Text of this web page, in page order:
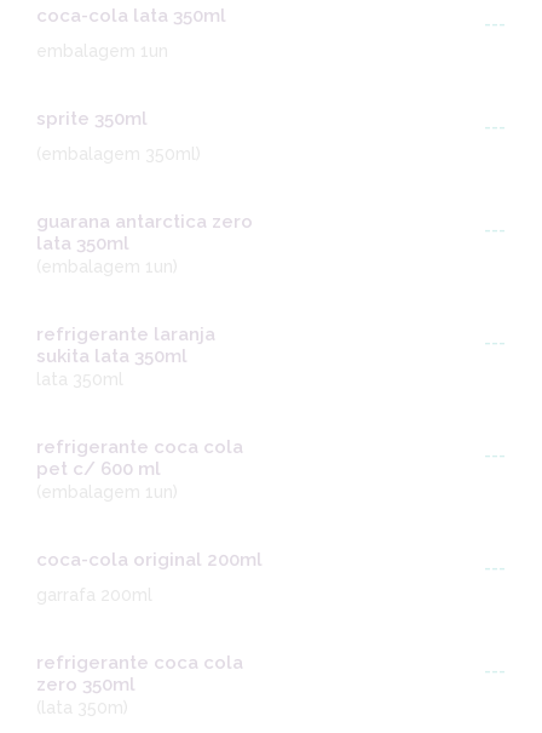
coca-cola lata 350ml
---
sprite 350ml
---
(embalagem 350ml)
guarana antarctica zero
lata 350ml
---
(embalagem 1un)
refrigerante laranja
sukita lata 350ml
---
lata 350ml
refrigerante coca cola
pet c/ 600 ml
---
(embalagem 1un)
coca-cola original 200ml
---
refrigerante coca cola
zero 350ml
---
(lata 350m)